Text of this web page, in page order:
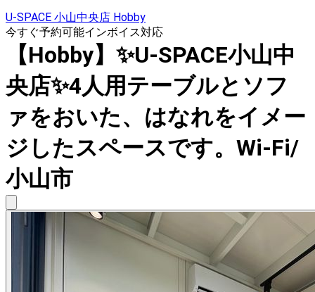
U-SPACE 小山中央店 Hobby
今すぐ予約可能インボイス対応
【Hobby】✨U-SPACE小山中
央店✨4人用テーブルとソフ
ァをおいた、はなれをイメー
ジしたスペースです。Wi-Fi/
小山市